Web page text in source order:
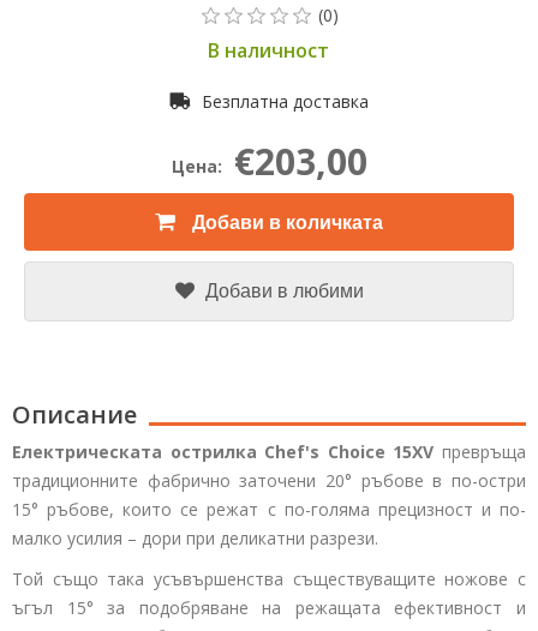
В наличност
Безплатна доставка
Цена: €203,00
Добави в количката
Добави в любими
Описание
Електрическата острилка Chef's Choice 15XV превръща
традиционните фабрично заточени 20° ръбове в по-остри
15° ръбове, които се режат с по-голяма прецизност и по-
малко усилия – дори при деликатни разрези.
Той също така усъвършенства съществуващите ножове с
ъгъл 15° за подобряване на режащата ефективност и